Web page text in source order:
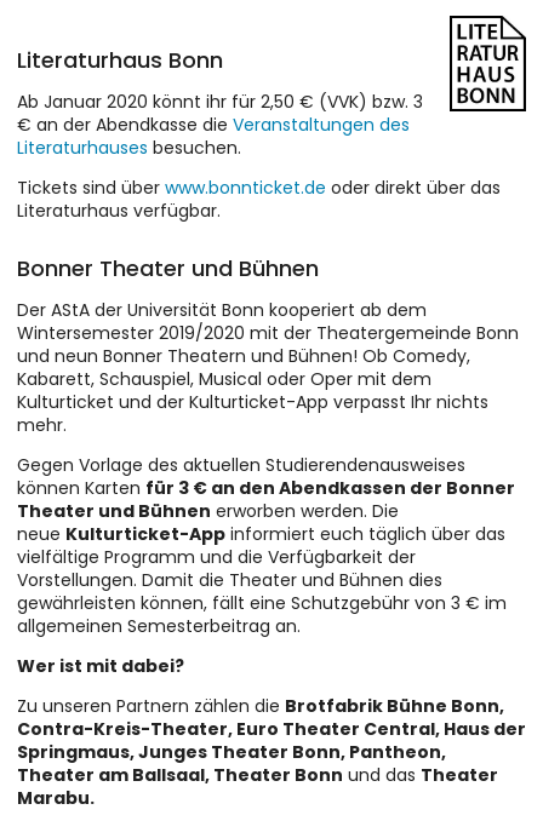
Literaturhaus Bonn
Ab Januar 2020 könnt ihr für 2,50 € (VVK) bzw. 3
€ an der Abendkasse die Veranstaltungen des
Literaturhauses besuchen.
Tickets sind über www.bonnticket.de oder direkt über das
Literaturhaus verfügbar.
Bonner Theater und Bühnen
Der AStA der Universität Bonn kooperiert ab dem
Wintersemester 2019/2020 mit der Theatergemeinde Bonn
und neun Bonner Theatern und Bühnen! Ob Comedy,
Kabarett, Schauspiel, Musical oder Oper mit dem
Kulturticket und der Kulturticket-App verpasst Ihr nichts
mehr.
Gegen Vorlage des aktuellen Studierendenausweises
können Karten für 3 € an den Abendkassen der Bonner
Theater und Bühnen erworben werden. Die
neue Kulturticket-App informiert euch täglich über das
vielfältige Programm und die Verfügbarkeit der
Vorstellungen. Damit die Theater und Bühnen dies
gewährleisten können, fällt eine Schutzgebühr von 3 € im
allgemeinen Semesterbeitrag an.
Wer ist mit dabei?
Zu unseren Partnern zählen die Brotfabrik Bühne Bonn,
Contra-Kreis-Theater, Euro Theater Central, Haus der
Springmaus, Junges Theater Bonn, Pantheon,
Theater am Ballsaal, Theater Bonn und das Theater
Marabu.